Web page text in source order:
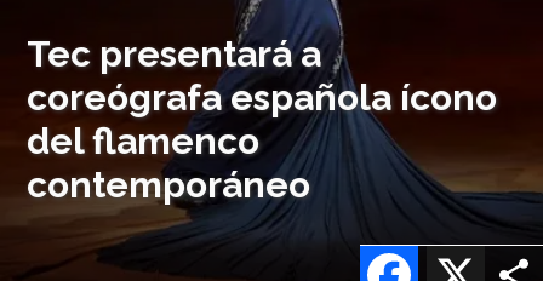
Tec presentará a
coreógrafa española ícono
del flamenco
contemporáneo
X
Facebook